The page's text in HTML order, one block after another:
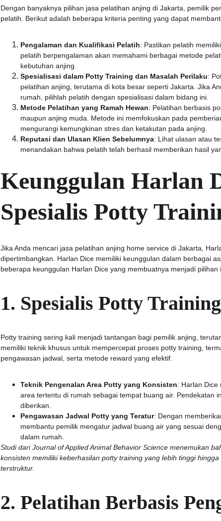
Dengan banyaknya pilihan jasa pelatihan anjing di Jakarta, pemilik
pelatih. Berikut adalah beberapa kriteria penting yang dapat
Pengalaman dan Kualifikasi Pelatih: Pastikan pelatih
pelatih berpengalaman akan memahami berbagai metode
kebutuhan anjing.
Spesialisasi dalam Potty Training dan Masalah Perilaku:
pelatihan anjing, terutama di kota besar seperti Jakarta. Jika
rumah, pilihlah pelatih dengan spesialisasi dalam bidang ini.
Metode Pelatihan yang Ramah Hewan: Pelatihan berbasis
maupun anjing muda. Metode ini memfokuskan pada
mengurangi kemungkinan stres dan ketakutan pada anjing.
Reputasi dan Ulasan Klien Sebelumnya: Lihat ulasan atau
menandakan bahwa pelatih telah berhasil memberikan hasil
Keunggulan Harlan
Spesialis Potty
Jika Anda mencari jasa pelatihan anjing home service di Jakarta,
dipertimbangkan. Harlan Dice memiliki keunggulan dalam berbagai
beberapa keunggulan Harlan Dice yang membuatnya menjadi
1. Spesialis Potty
Potty training sering kali menjadi tantangan bagi pemilik anjing,
memiliki teknik khusus untuk mempercepat proses potty training,
pengawasan jadwal, serta metode reward yang efektif.
Teknik Pengenalan Area Potty yang Konsisten: Harlan Dice
area tertentu di rumah sebagai tempat buang air. Pendekatan
diberikan.
Pengawasan Jadwal Potty yang Teratur: Dengan
membantu pemilik mengatur jadwal buang air yang sesuai
dalam rumah.
Studi dari Journal of Applied Animal Behavior Science menemukan
konsisten memiliki keberhasilan potty training yang lebih tinggi
terstruktur.
2. Pelatihan Berbasis